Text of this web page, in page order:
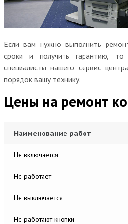
Если вам нужно выполнить
сроки и получить гарантию,
специалисты нашего сервис
порядок вашу технику.
Цены на ремонт
Наименование работ
Не включается
Не работает
Не выключается
Не работают кнопки